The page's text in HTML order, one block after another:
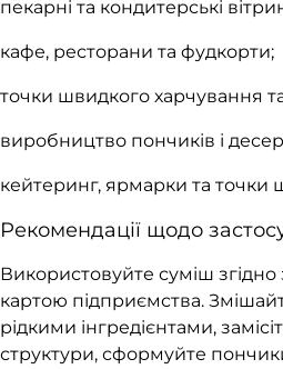
пекарні та кондитерські
кафе, ресторани та фудкорти;
точки швидкого харчування та
виробництво пончиків і
кейтеринг, ярмарки та точки
Рекомендації щодо
Використовуйте суміш згідно
картою підприємства.
рідкими інгредієнтами,
структури, сформуйте